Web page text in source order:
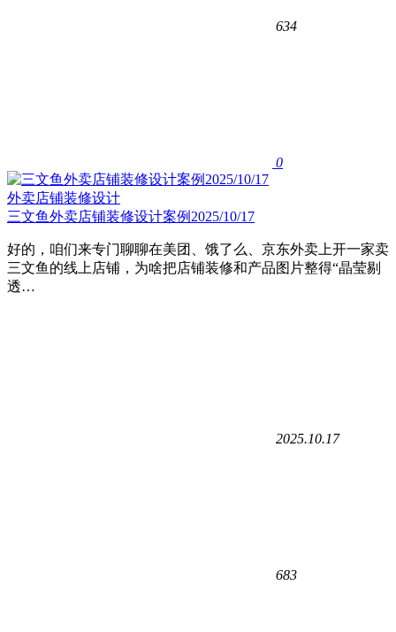
634
0
外卖店铺装修设计
三文鱼外卖店铺装修设计案例2025/10/17
好的，咱们来专门聊聊在美团、饿了么、京东外卖上开一家卖
三文鱼的线上店铺，为啥把店铺装修和产品图片整得“晶莹剔
透…
2025.10.17
683